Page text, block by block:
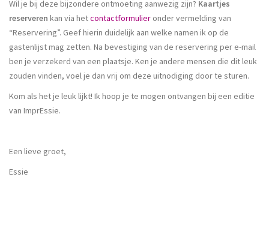
Wil je bij deze bijzondere ontmoeting aanwezig zijn? Kaartjes
reserveren kan via hetcontactformulier onder vermelding van
“Reservering”. Geef hierin duidelijk aan welke namen ik op de
gastenlijst mag zetten. Na bevestiging van de reservering per e-mail
ben je verzekerd van een plaatsje. Ken je andere mensen die dit leuk
zouden vinden, voel je dan vrij om deze uitnodiging door te sturen.
Kom als het je leuk lijkt! Ik hoop je te mogen ontvangen bij een editie
van ImprEssie.
Een lieve groet,
Essie